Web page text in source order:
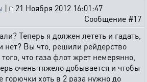
|
21 Ноября 2012 16:01:47
Сообщение #17
Теперь я должен лететь и гадать,
нет? Вы что, решили рейдерство
что газа флот жрет немерянно,
очень тяжело добывается и чтобы
горючки хоть в 2 раза нужно до